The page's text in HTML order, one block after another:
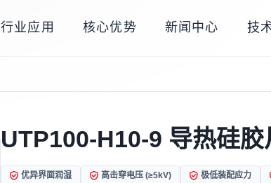
行业应用 核心优势 新闻中心 技
UTP100-H10-9 导热硅胶
优异界面润湿 高击穿电压 (≥5kV) 极低装配应力